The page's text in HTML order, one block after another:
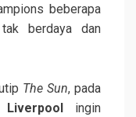
beberapa
berdaya dan
The Sun, pada
Liverpool
ingin